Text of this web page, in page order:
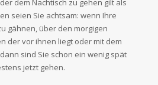
dem Nachtisch zu gehen gilt als
seien Sie achtsam: wenn Ihre
gähnen, über den morgigen
der vor ihnen liegt oder mit dem
sind Sie schon ein wenig spät
jetzt gehen.